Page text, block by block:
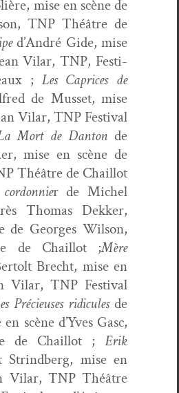
mise en scène de
TNP Théâtre de
d’André Gide, mise
Vilar, TNP, Fes­ti­
; Les Caprices de
de Mus­set, mise
Vilar, TNP Fes­ti­val
Mort de Dan­ton de
mise en scène de
Théâtre de Chail­lot
r de Michel
Thomas Dekker,
de Georges Wil­son,
de Chail­lot ;Mère
Brecht, mise en
Vilar, TNP Fes­ti­val
Pré­cieuses ridicules de
scène d’Yves Gasc,
de Chail­lot ; Erik
Strind­berg, mise en
Vilar, TNP Théâtre